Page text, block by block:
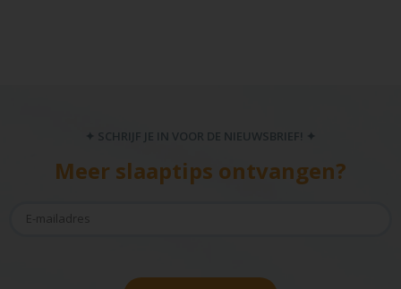
✦ SCHRIJF JE IN VOOR DE NIEUWSBRIEF! ✦
Meer slaaptips ontvangen?